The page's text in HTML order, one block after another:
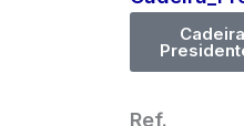
Ref.